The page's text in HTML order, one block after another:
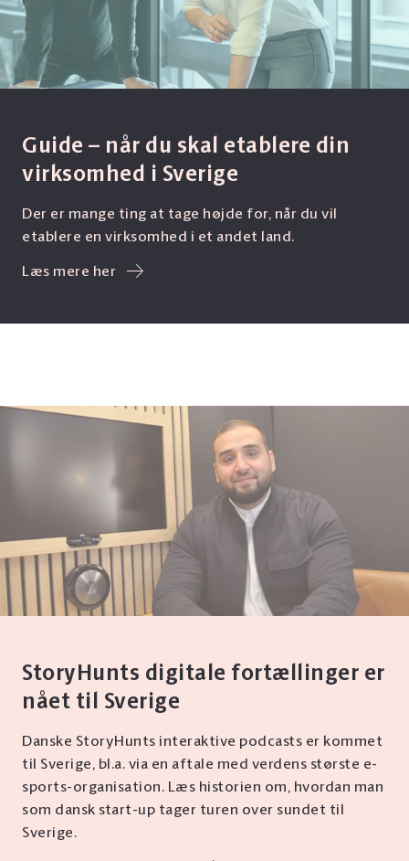
Guide – når du skal etablere din
virksomhed i Sverige
Der er mange ting at tage højde for, når du vil
etablere en virksomhed i et andet land.
Læs mere her
StoryHunts digitale fortællinger er
nået til Sverige
Danske StoryHunts interaktive podcasts er kommet
til Sverige, bl.a. via en aftale med verdens største e-
sports-organisation. Læs historien om, hvordan man
som dansk start-up tager turen over sundet til
Sverige.